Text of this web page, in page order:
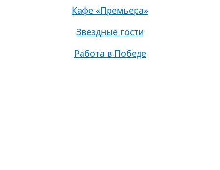
Кафе «Премьера»
Звёздные гости
Работа в Победе